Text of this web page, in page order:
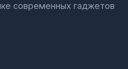
современных гаджетов